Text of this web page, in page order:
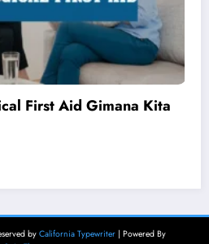
Manis Korea yang